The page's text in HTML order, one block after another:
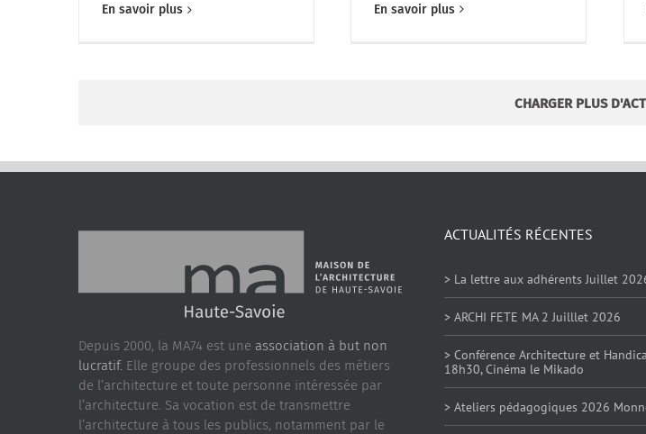
En savoir plus En savoir plus
CHARGER PLUS
Depuis 2000, la MA74 est une association à but non
lucratif. Elle groupe des professionnels des métiers
de l’architecture et toute personne intéressée par
l’architecture. Sa vocation est de transmettre
l’architecture à tous les publics, notamment par le
ACTUALITÉS RÉCENTES
> La lettre aux adhérents Juillet
> ARCHI FETE MA 2 Juilllet 2026
> Conférence Architecture et
18h30, Cinéma le Mikado
> Ateliers pédagogiques 2026